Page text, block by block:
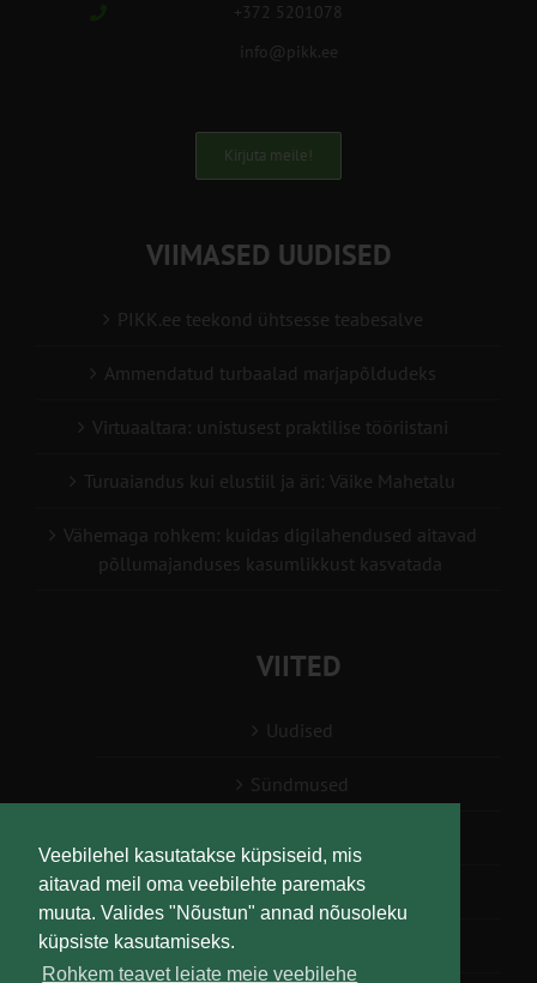
Veebilehel kasutatakse küpsiseid, mis
aitavad meil oma veebilehte paremaks
muuta. Valides "Nõustun" annad nõusoleku
küpsiste kasutamiseks.
Rohkem teavet leiate meie veebilehe
+372 5201078
info@pikk.ee
Kirjuta meile!
VIIMASED UUDISED
PIKK.ee teekond ühtsesse teabesalve
Ammendatud turbaalad marjapõldudeks
Virtuaaltara: unistusest praktilise tööriistani
Turuaiandus kui elustiil ja äri: Väike Mahetalu
Vähemaga rohkem: kuidas digilahendused aitavad
põllumajanduses kasumlikkust kasvatada
VIITED
Uudised
Sündmused
Teabesalv
Liitu uudiskirjaga